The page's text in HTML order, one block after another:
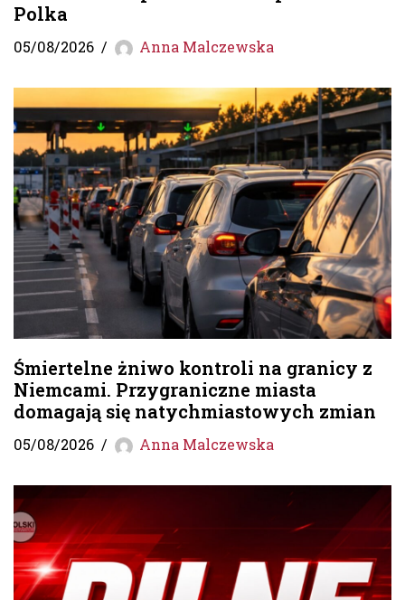
Polka
05/08/2026 Anna Malczewska
Śmiertelne żniwo kontroli na granicy z
Niemcami. Przygraniczne miasta
domagają się natychmiastowych zmian
05/08/2026 Anna Malczewska